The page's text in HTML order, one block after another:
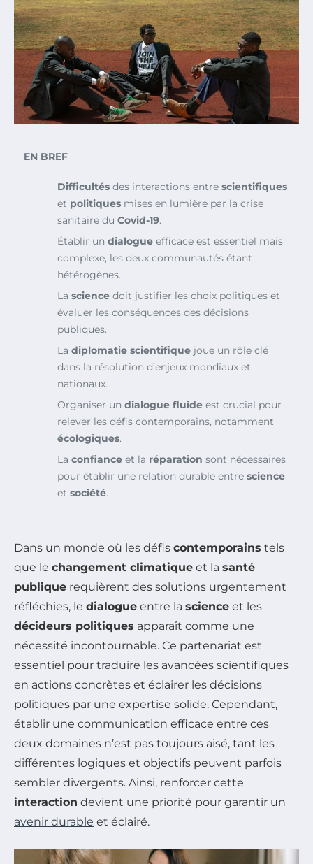
EN BREF
Difficultés des interactions entre scientifiques
et politiques mises en lumière par la crise
sanitaire du Covid-19.
Établir un dialogue efficace est essentiel mais
complexe, les deux communautés étant
hétérogènes.
La science doit justifier les choix politiques et
évaluer les conséquences des décisions
publiques.
La diplomatie scientifique joue un rôle clé
dans la résolution d’enjeux mondiaux et
nationaux.
Organiser un dialogue fluide est crucial pour
relever les défis contemporains, notamment
écologiques.
La confiance et la réparation sont nécessaires
pour établir une relation durable entre science
et société.
Dans un monde où les défis contemporains tels
que le changement climatique et la santé
publique requièrent des solutions urgentement
réfléchies, le dialogue entre la science et les
décideurs politiques apparaît comme une
nécessité incontournable. Ce partenariat est
essentiel pour traduire les avancées scientifiques
en actions concrètes et éclairer les décisions
politiques par une expertise solide. Cependant,
établir une communication efficace entre ces
deux domaines n’est pas toujours aisé, tant les
différentes logiques et objectifs peuvent parfois
sembler divergents. Ainsi, renforcer cette
interaction devient une priorité pour garantir un
avenir durable et éclairé.